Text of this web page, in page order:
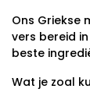
Ons Griekse
vers bereid
beste
Wat je zoal